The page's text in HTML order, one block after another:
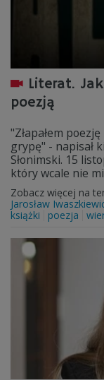
Literat.
poezją
"Złapałem
grypę" - napisał
Słonimski. 15
który wcale nie
Zobacz więcej na
Jarosław
książki
poezja